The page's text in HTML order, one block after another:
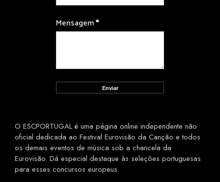
Mensagem*
O ESCPORTUGAL é uma página online independente não
oficial dedicada ao Festival Eurovisão da Canção e todos
os demais eventos de música sob a chancela da
Eurovisão. Dá especial destaque às seleções portuguesas
para esses concursos europeus.